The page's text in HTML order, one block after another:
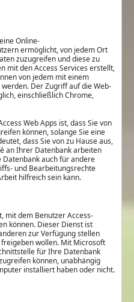
Online-
ermöglicht, von jedem Ort
zuzugreifen und diese zu
mit den Access Services erstellt,
von jedem mit einem
Der Zugriff auf die Web-
einschließlich Chrome,
Web Apps ist, dass Sie von
können, solange Sie eine
dass Sie von zu Hause aus,
an Ihrer Datenbank arbeiten
Datenbank auch für andere
und Bearbeitungsrechte
hilfreich sein kann.
mit dem Benutzer Access-
können. Dieser Dienst ist
zur Verfügung stellen
wollen. Mit Microsoft
für Ihre Datenbank
können, unabhängig
installiert haben oder nicht.